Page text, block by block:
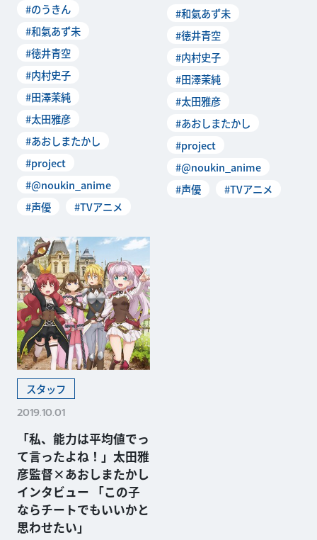
#のうきん
#和氣あず未
#徳井青空
#内村史子
#田澤茉純
#太田雅彦
#あおしまたかし
#project
#@noukin_anime
#声優
#TVアニメ
#和氣あず未
#徳井青空
#内村史子
#田澤茉純
#太田雅彦
#あおしまたかし
#project
#@noukin_anime
#声優
#TVアニメ
スタッフ
2019.10.01
「私、能力は平均値でっ
て言ったよね！」太田雅
彦監督×あおしまたかし
インタビュー 「この子
ならチートでもいいかと
思わせたい」